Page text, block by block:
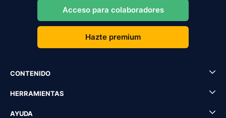
Acceso para colaboradores
Hazte premium
CONTENIDO
HERRAMIENTAS
AYUDA